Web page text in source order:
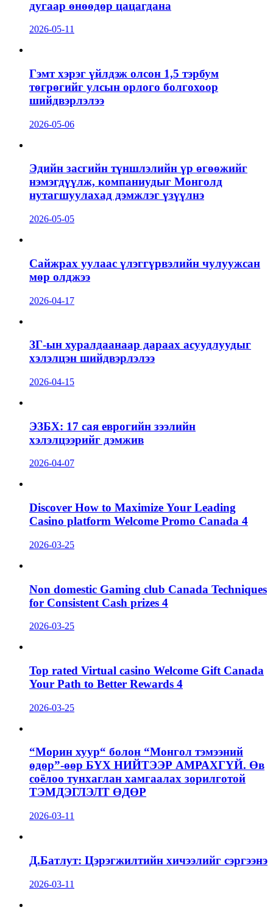
дугаар өнөөдөр цацагдана
2026-05-11
Гэмт хэрэг үйлдэж олсон 1,5 тэрбум
төгрөгийг улсын орлого болгохоор
шийдвэрлэлээ
2026-05-06
Эдийн засгийн түншлэлийн үр өгөөжийг
нэмэгдүүлж, компаниудыг Монголд
нутагшуулахад дэмжлэг үзүүлнэ
2026-05-05
Сайжрах уулаас үлэггүрвэлийн чулуужсан
мөр олджээ
2026-04-17
ЗГ-ын хуралдаанаар дараах асуудлуудыг
хэлэлцэн шийдвэрлэлээ
2026-04-15
ЭЗБХ: 17 сая еврогийн зээлийн
хэлэлцээрийг дэмжив
2026-04-07
Discover How to Maximize Your Leading
Casino platform Welcome Promo Canada 4
2026-03-25
Non domestic Gaming club Canada Techniques
for Consistent Cash prizes 4
2026-03-25
Top rated Virtual casino Welcome Gift Canada
Your Path to Better Rewards 4
2026-03-25
“Морин хуур“ болон “Монгол тэмээний
өдөр”-өөр БҮХ НИЙТЭЭР АМРАХГҮЙ. Өв
соёлоо тунхаглан хамгаалах зорилготой
ТЭМДЭГЛЭЛТ ӨДӨР
2026-03-11
Д.Батлут: Цэрэгжилтийн хичээлийг сэргээнэ
2026-03-11